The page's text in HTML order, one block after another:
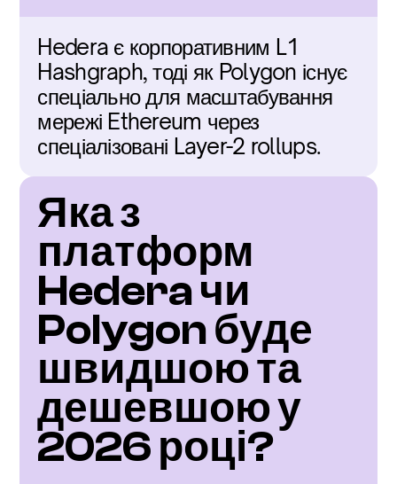
Hedera є корпоративним L1
Hashgraph, тоді як Polygon існує
спеціально для масштабування
мережі Ethereum через
спеціалізовані Layer-2 rollups.
Яка з
платформ
Hedera чи
Polygon буде
швидшою та
дешевшою у
2026 році?